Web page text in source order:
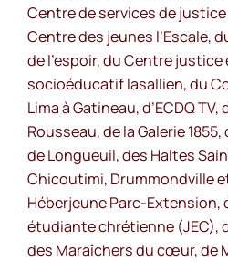
Centre de services de
Centre des jeunes l’Escale,
de l’espoir, du Centre
socioéducatif lasallien, du
Lima à Gatineau, d’ECDQ
Rousseau, de la Galerie
de Longueuil, des Haltes
Chicoutimi, Drummondville
Héberjeune Parc-Extension,
étudiante chrétienne (JEC),
des Maraîchers du cœur, de